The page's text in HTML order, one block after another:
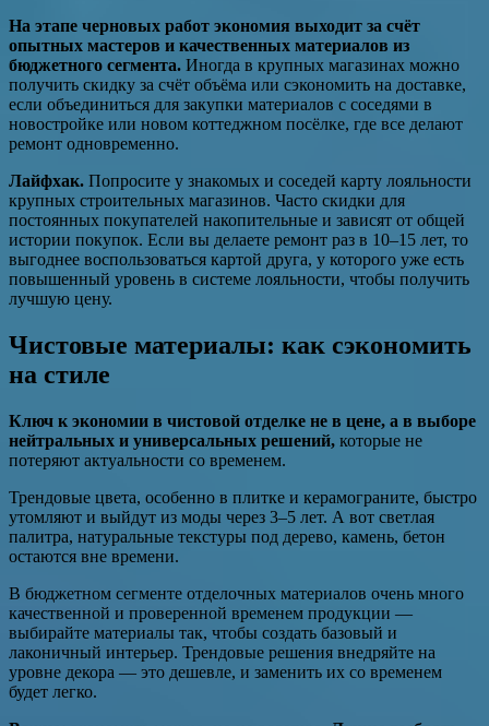
На этапе черновых работ экономия выходит за счёт
опытных мастеров и качественных материалов из
бюджетного сегмента. Иногда в крупных магазинах можно
получить скидку за счёт объёма или сэкономить на доставке,
если объединиться для закупки материалов с соседями в
новостройке или новом коттеджном посёлке, где все делают
ремонт одновременно.
Лайфхак. Попросите у знакомых и соседей карту лояльности
крупных строительных магазинов. Часто скидки для
постоянных покупателей накопительные и зависят от общей
истории покупок. Если вы делаете ремонт раз в 10–15 лет, то
выгоднее воспользоваться картой друга, у которого уже есть
повышенный уровень в системе лояльности, чтобы получить
лучшую цену.
Чистовые материалы: как сэкономить
на стиле
Ключ к экономии в чистовой отделке не в цене, а в выборе
нейтральных и универсальных решений, которые не
потеряют актуальности со временем.
Трендовые цвета, особенно в плитке и керамограните, быстро
утомляют и выйдут из моды через 3–5 лет. А вот светлая
палитра, натуральные текстуры под дерево, камень, бетон
остаются вне времени.
В бюджетном сегменте отделочных материалов очень много
качественной и проверенной временем продукции —
выбирайте материалы так, чтобы создать базовый и
лаконичный интерьер. Трендовые решения внедряйте на
уровне декора — это дешевле, и заменить их со временем
будет легко.